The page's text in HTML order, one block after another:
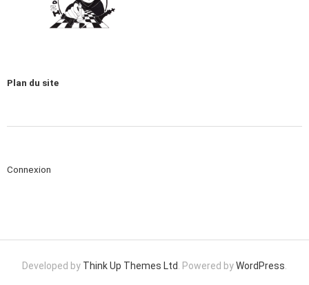
Plan du site
Connexion
Developed by Think Up Themes Ltd . Powered byWordPress